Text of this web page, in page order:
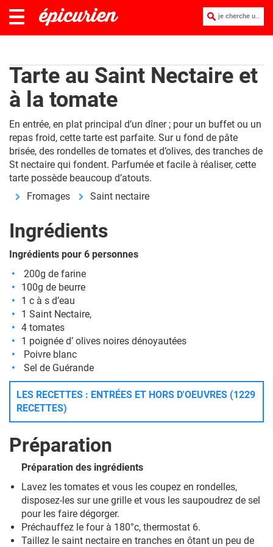
je cherche une recette :
Tarte au Saint Nectaire et
à la tomate
En entrée, en plat principal d’un dîner ; pour un buffet ou un
repas froid, cette tarte est parfaite. Sur u fond de pâte
brisée, des rondelles de tomates et d’olives, des tranches de
St nectaire qui fondent. Parfumée et facile à réaliser, cette
tarte possède beaucoup d’atouts.
Fromages
Saint nectaire
Ingrédients
Ingrédients pour 6 personnes
200g de farine
100g de beurre
1 c à s d’eau
1 Saint Nectaire,
4 tomates
1 poignée d’ olives noires dénoyautées
Poivre blanc
Sel de Guérande
LES RECETTES : ENTRÉES ET HORS D'OEUVRES (1229
RECETTES)
Préparation
Préparation des ingrédients
Lavez les tomates et vous les coupez en rondelles,
disposez-les sur une grille et vous les saupoudrez de sel
pour les faire dégorger.
Préchauffez le four à 180°c, thermostat 6.
Taillez le saint nectaire en tranches en ôtant un peu de